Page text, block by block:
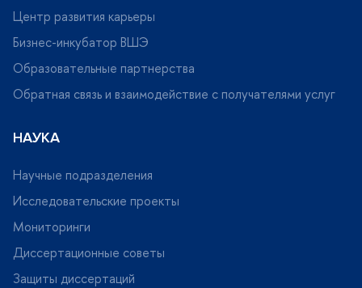
Центр развития карьеры
Бизнес-инкубатор ВШЭ
Образовательные партнерства
Обратная связь и взаимодействие с получателями услу
НАУКА
Научные подразделения
Исследовательские проекты
Мониторинги
Диссертационные советы
Защиты диссертаций